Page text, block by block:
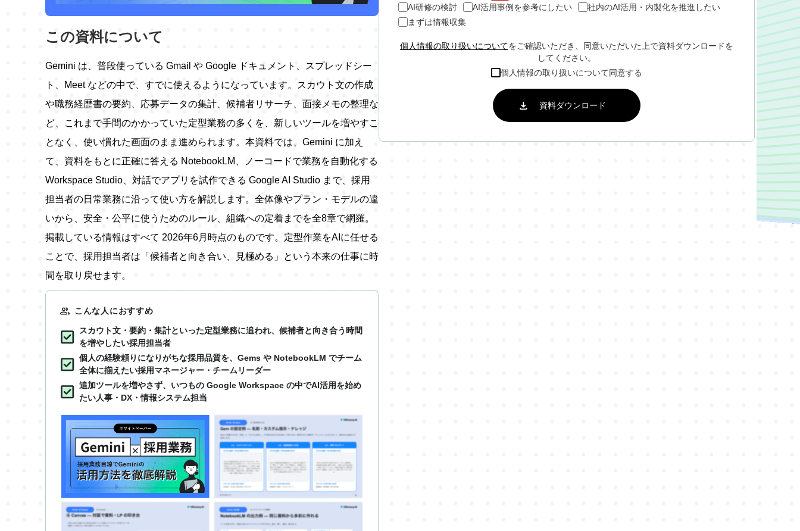
この資料について
Gemini は、普段使っている Gmail や Google ドキュメント、スプレッドシー
ト、Meet などの中で、すでに使えるようになっています。スカウト文の作成
や職務経歴書の要約、応募データの集計、候補者リサーチ、面接メモの整理な
ど、これまで手間のかかっていた定型業務の多くを、新しいツールを増やすこ
となく、使い慣れた画面のまま進められます。本資料では、Gemini に加え
て、資料をもとに正確に答える NotebookLM、ノーコードで業務を自動化する
Workspace Studio、対話でアプリを試作できる Google AI Studio まで、採用
担当者の日常業務に沿って使い方を解説します。全体像やプラン・モデルの違
いから、安全・公平に使うためのルール、組織への定着までを全8章で網羅。
掲載している情報はすべて 2026年6月時点のものです。定型作業をAIに任せる
ことで、採用担当者は「候補者と向き合い、見極める」という本来の仕事に時
間を取り戻せます。
こんな人におすすめ
スカウト文・要約・集計といった定型業務に追われ、候補者と向き合う時間
を増やしたい採用担当者
個人の経験頼りになりがちな採用品質を、Gems や NotebookLM でチーム
全体に揃えたい採用マネージャー・チームリーダー
追加ツールを増やさず、いつもの Google Workspace の中でAI活用を始め
たい人事・DX・情報システム担当
AI研修の検討 AI活用事例を参考にしたい
社内のAI活用・内製化を推進したい
まずは情報収集
個人情報の取り扱いについてをご確認いただき、同意いただいた上で資料ダウンロードを
してください。
個人情報の取り扱いについて同意する